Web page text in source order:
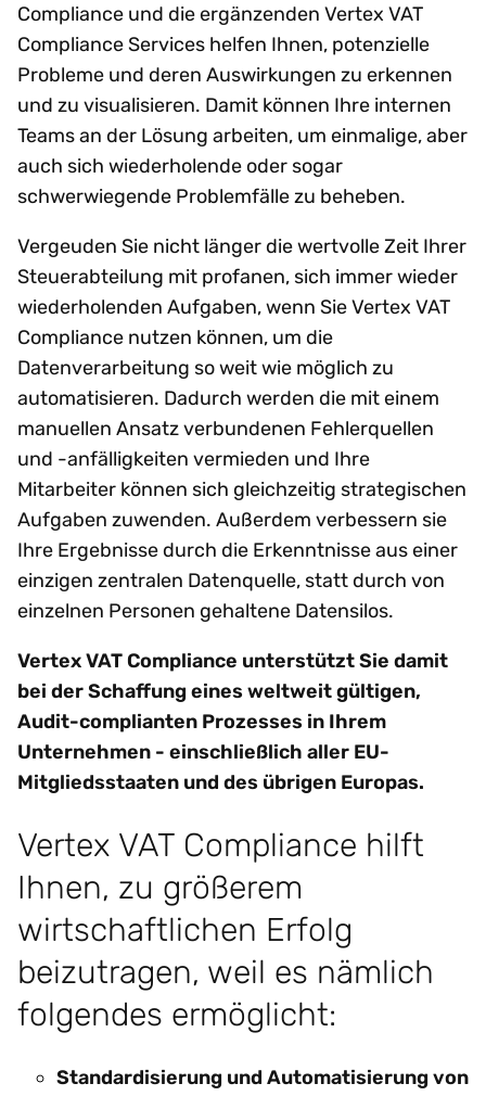
Compliance und die ergänzenden Vertex VAT
Compliance Services helfen Ihnen, potenzielle
Probleme und deren Auswirkungen zu erkennen
und zu visualisieren. Damit können Ihre internen
Teams an der Lösung arbeiten, um einmalige, aber
auch sich wiederholende oder sogar
schwerwiegende Problemfälle zu beheben.
Vergeuden Sie nicht länger die wertvolle Zeit Ihrer
Steuerabteilung mit profanen, sich immer wieder
wiederholenden Aufgaben, wenn Sie Vertex VAT
Compliance nutzen können, um die
Datenverarbeitung so weit wie möglich zu
automatisieren. Dadurch werden die mit einem
manuellen Ansatz verbundenen Fehlerquellen
und -anfälligkeiten vermieden und Ihre
Mitarbeiter können sich gleichzeitig strategischen
Aufgaben zuwenden. Außerdem verbessern sie
Ihre Ergebnisse durch die Erkenntnisse aus einer
einzigen zentralen Datenquelle, statt durch von
einzelnen Personen gehaltene Datensilos.
Vertex VAT Compliance unterstützt Sie damit
bei der Schaffung eines weltweit gültigen,
Audit-complianten Prozesses in Ihrem
Unternehmen - einschließlich aller EU-
Mitgliedsstaaten und des übrigen Europas.
Vertex VAT Compliance hilft
Ihnen, zu größerem
wirtschaftlichen Erfolg
beizutragen, weil es nämlich
folgendes ermöglicht:
Standardisierung und Automatisierung von